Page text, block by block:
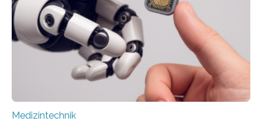
die Entwicklung eines berührungslosen
Assistenzsystems, das den Zustand der Person
kontinuierlich erfasst, pflegende Personen unterstützt
und in Notfällen selbstständig Alarm schlägt. „Die Idee
Medizintechnik